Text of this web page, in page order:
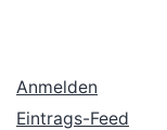
Anmelden
Eintrags-Feed